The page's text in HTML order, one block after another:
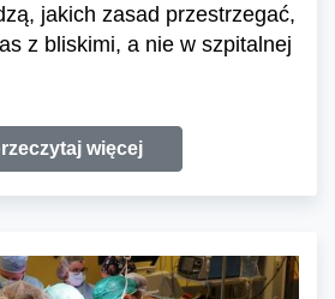
jakich zasad przestrzegać,
z bliskimi, a nie w szpitalnej
więcej